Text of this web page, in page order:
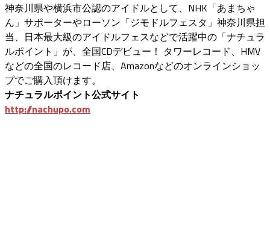
神奈川県や横浜市公認のアイドルとして、NHK「あまちゃ
ん」サポーターやローソン「ジモドルフェスタ」神奈川県担
当、日本最大級のアイドルフェスなどで活躍中の「ナチュラ
ルポイント」が、全国CDデビュー！ タワーレコード、HMV
などの全国のレコード店、Amazonなどのオンラインショッ
プでご購入頂けます。
ナチュラルポイント公式サイト
http://nachupo.com